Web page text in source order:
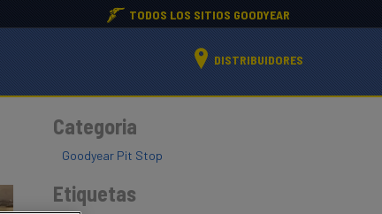
TODOS LOS SITIOS GOODYEAR
DISTRIBUIDORES
Categoria
Goodyear Pit Stop
Etiquetas